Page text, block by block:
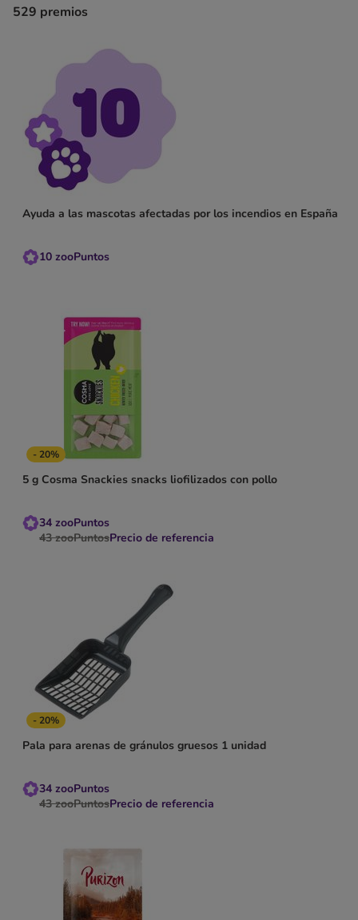
529 premios
Ayuda a las mascotas afectadas por los incendios en España
10 zooPuntos
- 20%
5 g Cosma Snackies snacks liofilizados con pollo
34 zooPuntos
43 zooPuntosPrecio de referencia
- 20%
Pala para arenas de gránulos gruesos 1 unidad
34 zooPuntos
43 zooPuntosPrecio de referencia